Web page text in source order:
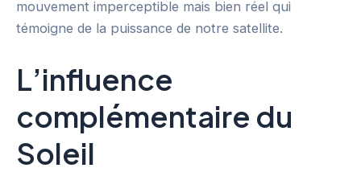
mouvement imperceptible mais bien réel qui
témoigne de la puissance de notre satellite.
L’influence
complémentaire du
Soleil